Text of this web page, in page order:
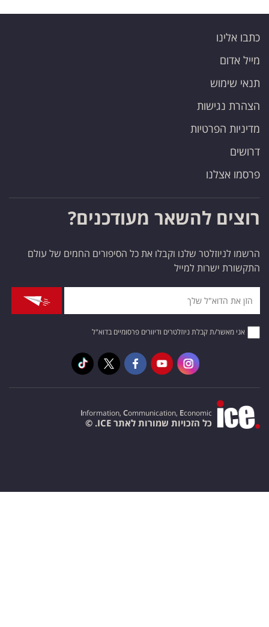
כתבו אלינו
מייל אדום
תנאי שימוש
הצהרת נגישות
מדיניות הפרטיות
דרושים
פרסמו אצלנו
רוצים להשאר מעודכנים?
הרשמו לניוזלטר שלנו וקבלו את כל הסיפורים החמים של עולם
התקשורת ישרות למייל
אני מאשר/ת קבלת ניוזלטרים ודיוורים פרסומיים בדוא"ל
Information, Communication, Economic
כל הזכויות שמורות לאתר ICE. ©